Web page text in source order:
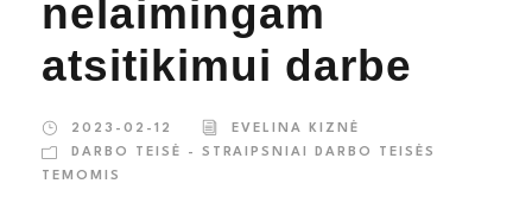
nelaimingam
atsitikimui darbe
2023-02-12
EVELINA KIZNĖ
DARBO TEISĖ - STRAIPSNIAI DARBO TEISĖS
TEMOMIS